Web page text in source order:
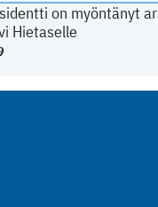
on myöntänyt
Hietaselle